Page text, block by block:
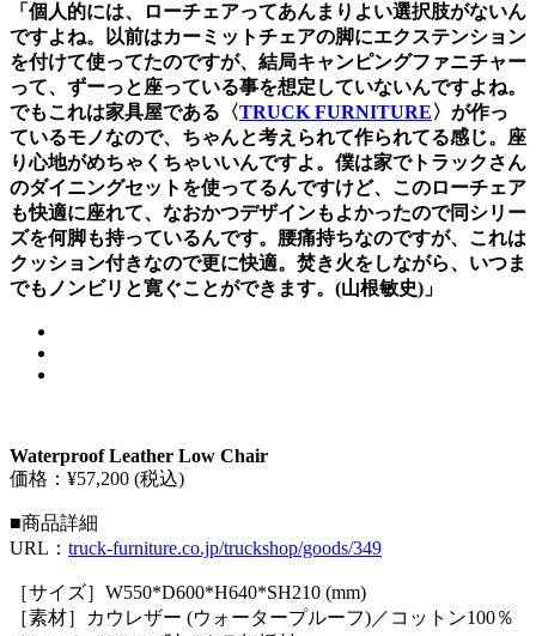
「個人的には、ローチェアってあんまりよい選択肢がないん
ですよね。以前はカーミットチェアの脚にエクステンション
を付けて使ってたのですが、結局キャンピングファニチャー
って、ずーっと座っている事を想定していないんですよね。
でもこれは家具屋である〈TRUCK FURNITURE〉が作っ
ているモノなので、ちゃんと考えられて作られてる感じ。座
り心地がめちゃくちゃいいんですよ。僕は家でトラックさん
のダイニングセットを使ってるんですけど、このローチェア
も快適に座れて、なおかつデザインもよかったので同シリー
ズを何脚も持っているんです。腰痛持ちなのですが、これは
クッション付きなので更に快適。焚き火をしながら、いつま
でもノンビリと寛ぐことができます。(山根敏史)」
Waterproof Leather Low Chair
価格：¥57,200 (税込)
■商品詳細
URL： truck-furniture.co.jp/truckshop/goods/349
［サイズ］W550*D600*H640*SH210 (mm)
［素材］カウレザー (ウォータープルーフ)／コットン100％